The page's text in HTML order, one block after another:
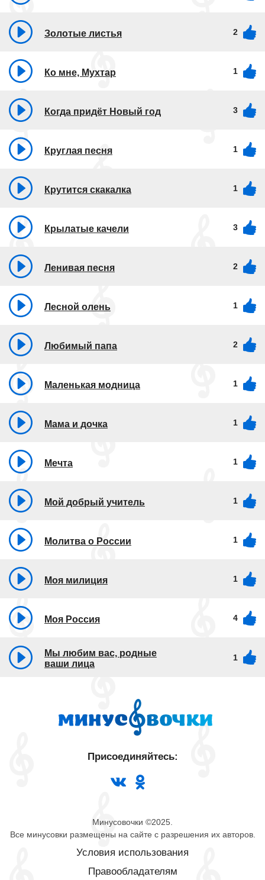
Золотые листья 2
Ко мне, Мухтар 1
Когда придёт Новый год 3
Круглая песня 1
Крутится скакалка 1
Крылатые качели 3
Ленивая песня 2
Лесной олень 1
Любимый папа 2
Маленькая модница 1
Мама и дочка 1
Мечта 1
Мой добрый учитель 1
Молитва о России 1
Моя милиция 1
Моя Россия 4
Мы любим вас, родные
ваши лица
1
Минусовочки ©2025.
Все минусовки размещены на сайте с разрешения их авторов.
Условия использования
Правообладателям
Присоединяйтесь: